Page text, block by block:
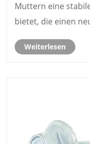
Muttern eine
bietet, die einen
500 Stunden
Weiterlesen